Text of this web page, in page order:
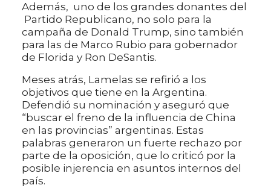
Además, uno de los grandes donantes del
Partido Republicano, no solo para la
campaña de Donald Trump, sino también
para las de Marco Rubio para gobernador
de Florida y Ron DeSantis.
Meses atrás, Lamelas se refirió a los
objetivos que tiene en la Argentina.
Defendió su nominación y aseguró que
“buscar el freno de la influencia de China
en las provincias” argentinas. Estas
palabras generaron un fuerte rechazo por
parte de la oposición, que lo criticó por la
posible injerencia en asuntos internos del
país.